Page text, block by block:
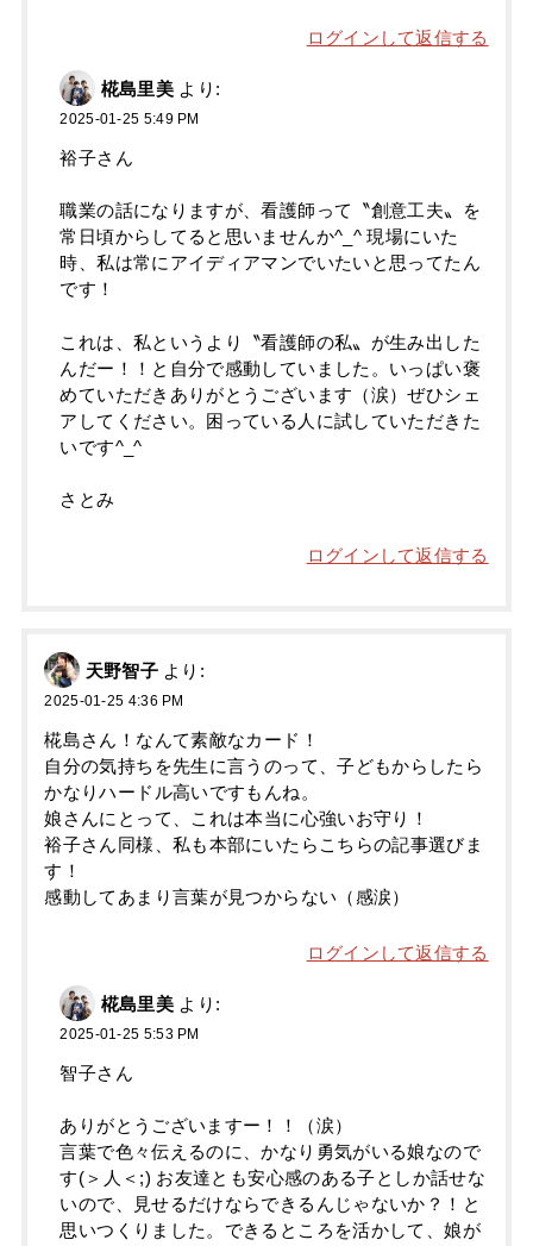
ログインして返信する
椛島里美 より:
2025-01-25 5:49 PM
裕子さん
職業の話になりますが、看護師って〝創意工夫〟を
常日頃からしてると思いませんか^_^ 現場にいた
時、私は常にアイディアマンでいたいと思ってたん
です！
これは、私というより〝看護師の私〟が生み出した
んだー！！と自分で感動していました。いっぱい褒
めていただきありがとうございます（涙）ぜひシェ
アしてください。困っている人に試していただきた
いです^_^
さとみ
ログインして返信する
天野智子 より:
2025-01-25 4:36 PM
椛島さん！なんて素敵なカード！
自分の気持ちを先生に言うのって、子どもからしたら
かなりハードル高いですもんね。
娘さんにとって、これは本当に心強いお守り！
裕子さん同様、私も本部にいたらこちらの記事選びま
す！
感動してあまり言葉が見つからない（感涙）
ログインして返信する
椛島里美 より:
2025-01-25 5:53 PM
智子さん
ありがとうございますー！！（涙）
言葉で色々伝えるのに、かなり勇気がいる娘なので
す(＞人＜;) お友達とも安心感のある子としか話せな
いので、見せるだけならできるんじゃないか？！と
思いつくりました。できるところを活かして、娘が